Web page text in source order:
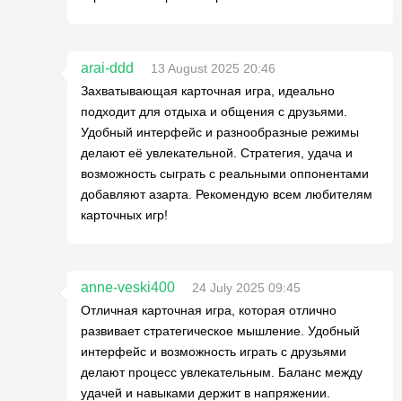
arai-ddd
13 August 2025 20:46
Захватывающая карточная игра, идеально
подходит для отдыха и общения с друзьями.
Удобный интерфейс и разнообразные режимы
делают её увлекательной. Стратегия, удача и
возможность сыграть с реальными оппонентами
добавляют азарта. Рекомендую всем любителям
карточных игр!
anne-veski400
24 July 2025 09:45
Отличная карточная игра, которая отлично
развивает стратегическое мышление. Удобный
интерфейс и возможность играть с друзьями
делают процесс увлекательным. Баланс между
удачей и навыками держит в напряжении.